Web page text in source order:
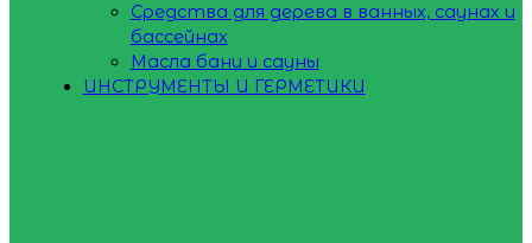
Средства для дерева в ванных, саунах и
бассейнах
Масла бани и сауны
ИНСТРУМЕНТЫ И ГЕРМЕТИКИ